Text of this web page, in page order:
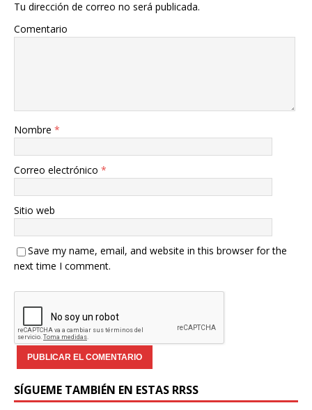
Tu dirección de correo no será publicada.
Comentario
Nombre *
Correo electrónico *
Sitio web
Save my name, email, and website in this browser for the
next time I comment.
SÍGUEME TAMBIÉN EN ESTAS RRSS